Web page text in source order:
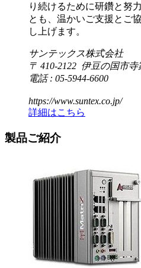
り続けるために研鑽と努
とも、温かいご支援とご
し上げます。
サンテックス株式会社
〒 410-2122 伊豆の国市寺
電話 : 05-5944-6600
https://www.suntex.co.jp/
詳細はこちら
製品ご紹介